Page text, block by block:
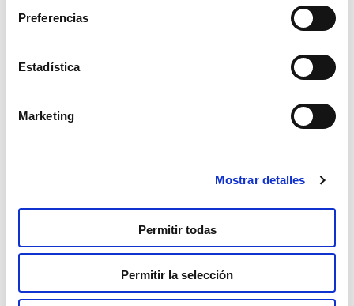
Preferencias
Estadística
Marketing
Mostrar detalles
Permitir todas
Permitir la selección
También te puede interesar...